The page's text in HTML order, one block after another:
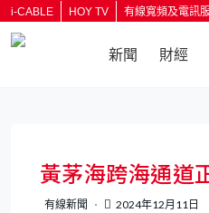
i-CABLE HOY TV 有線寬頻及電訊
新聞 財經
黃茅海跨海通道
有線新聞 2024年12月11日